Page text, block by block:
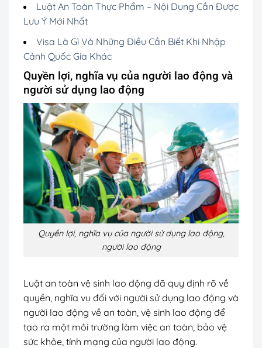
Luật An Toàn Thực Phẩm – Nội Dung Cần Được
Lưu Ý Mới Nhất
Visa Là Gì Và Những Điều Cần Biết Khi Nhập
Cảnh Quốc Gia Khác
Quyền lợi, nghĩa vụ của người lao động và
người sử dụng lao động
Quyền lợi, nghĩa vụ của người sử dụng lao động,
người lao động
Luật an toàn vệ sinh lao động đã quy định rõ về
quyền, nghĩa vụ đối với người sử dụng lao động và
người lao động về an toàn, vệ sinh lao động để
tạo ra một môi trường làm việc an toàn, bảo vệ
sức khỏe, tính mạng của người lao động.